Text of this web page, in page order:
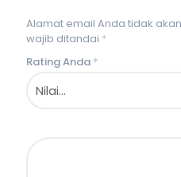
Alamat email Anda tidak
wajib ditandai *
Rating Anda *